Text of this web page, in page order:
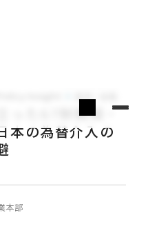
Insight
ったG7財務相・
本の為替介入の
本部